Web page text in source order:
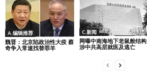
A.编辑推荐
魏晋：北京陷政治性大疫 蔡
奇争入常速找替罪羊
C.新闻
网曝中南海地下老鼠般结构
涉中共高层就医及逃亡